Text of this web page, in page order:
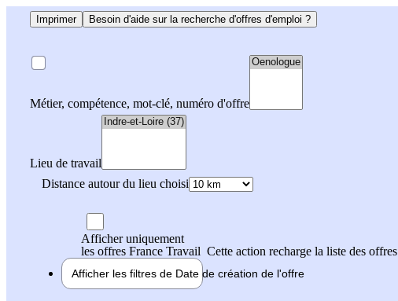
Imprimer Besoin d'aide sur la recherche d'offres d'emploi ?
Métier, compétence, mot-clé, numéro d'offre
Lieu de travail
Distance autour du lieu choisi
Afficher uniquement
les offres France Travail Cette action recharge la liste des offres
Afficher les filtres de Date de création de l'offre